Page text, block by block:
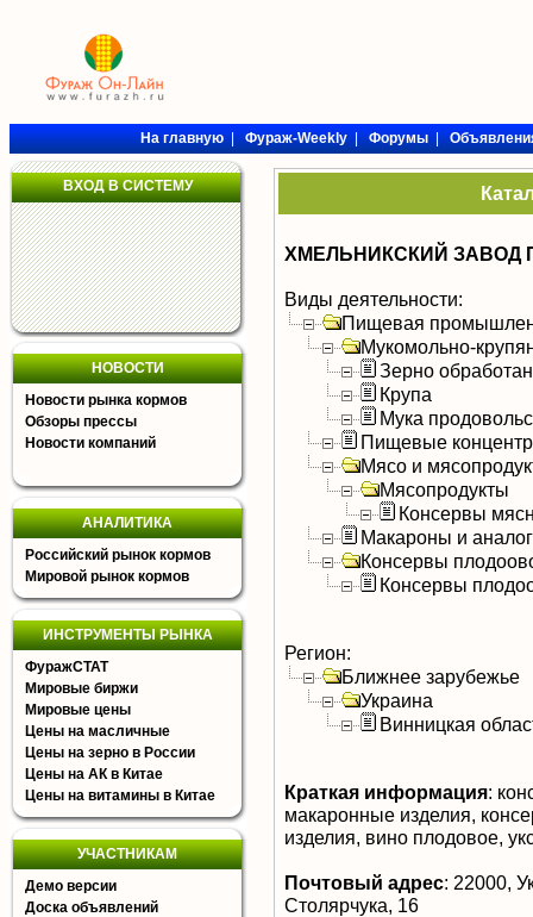
На главную|Фураж-Weekly|Форумы|
ВХОД В СИСТЕМУ
НОВОСТИ
Новости рынка кормов
Обзоры прессы
Новости компаний
АНАЛИТИКА
Российский рынок кормов
Мировой рынок кормов
ИНСТРУМЕНТЫ РЫНКА
ФуражСТАТ
Мировые биржи
Мировые цены
Цены на масличные
Цены на зерно в России
Цены на АК в Китае
Цены на витамины в Китае
УЧАСТНИКАМ
Демо версии
Доска объявлений
ХМЕЛЬНИКСКИЙ ЗАВОД
Виды деятельности:
Пищевая
Мукомольно-
Зерно
Крупа
Мука
Пищевые
Мясо и
Мясопродукты
Консервы
Макароны и
Консервы
Консервы
Регион:
Ближнее зарубежье
Украина
Винницкая
Краткая информация:
макаронные изделия,
изделия, вино плодовое,
Почтовый адрес: 22000,
Столярчука, 16